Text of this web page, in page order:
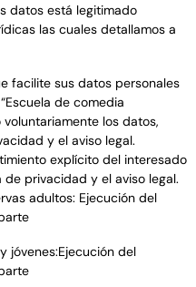
datos está legitimado
las cuales detallamos a
facilite sus datos personales
de comedia
los datos,
y el aviso legal.
explícito del interesado
privacidad y el aviso legal.
adultos: Ejecución del
jóvenes:Ejecución del